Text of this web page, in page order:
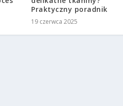
Praktyczny poradnik
19 czerwca 2025